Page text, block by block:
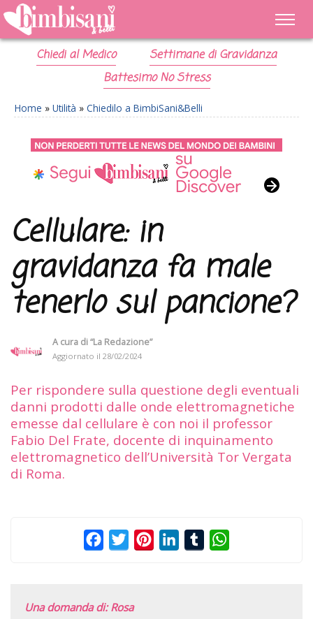
Chiedi al Medico
Settimane di Gravidanza
Battesimo No Stress
Home » Utilità » Chiedilo a BimbiSani&Belli
Cellulare: in
gravidanza fa male
tenerlo sul pancione?
A cura di“La Redazione”
Aggiornato il 28/02/2024
Per rispondere sulla questione degli eventuali
danni prodotti dalle onde elettromagnetiche
emesse dal cellulare è con noi il professor
Fabio Del Frate, docente di inquinamento
elettromagnetico dell’Università Tor Vergata
di Roma.
FacebookTwitterPinterestLinkedInTumblr
Una domanda di: Rosa